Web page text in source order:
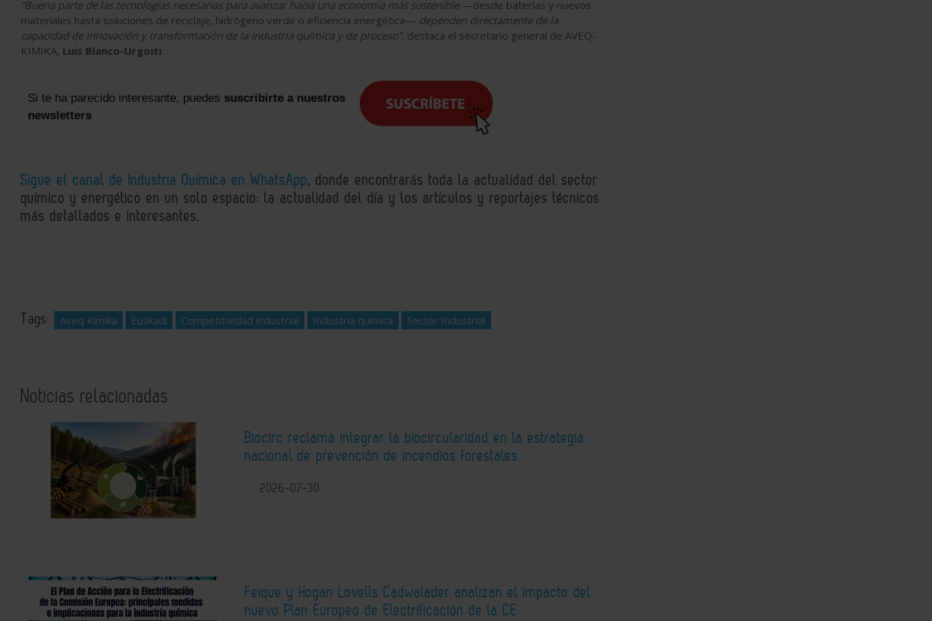
“Buena parte de las tecnologías necesarias para avanzar hacia una economía más sostenible —desde baterías y nuevos
materiales hasta soluciones de reciclaje, hidrógeno verde o eficiencia energética— dependen directamente de la
capacidad de innovación y transformación de la industria química y de proceso”, destaca el secretario general de AVEQ-
KIMIKA, Luis Blanco-Urgoiti.
Si te ha parecido interesante, puedes suscribirte a nuestros
newsletters
Sigue el canal de Industria Química en WhatsApp, donde encontrarás toda la actualidad del sector
químico y energético en un solo espacio: la actualidad del día y los artículos y reportajes técnicos
más detallados e interesantes.
Tags: Aveq Kimika Euskadi Competitividad industrial Industria química Sector Industrial
Noticias relacionadas
Biocirc reclama integrar la biocircularidad en la estrategia
nacional de prevención de incendios forestales
2026-07-30
Feique y Hogan Lovells Cadwalader analizan el impacto del
nuevo Plan Europeo de Electrificación de la CE